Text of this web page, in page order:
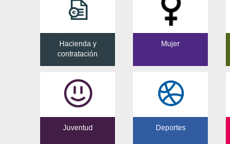
Hacienda y
contratación
Mujer
Juventud Deportes